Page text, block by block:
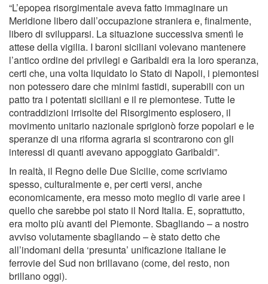
“L’epopea risorgimentale aveva fatto immaginare un
Meridione libero dall’occupazione straniera e, finalmente,
libero di svilupparsi. La situazione successiva smentì le
attese della vigilia. I baroni siciliani volevano mantenere
l’antico ordine dei privilegi e Garibaldi era la loro speranza,
certi che, una volta liquidato lo Stato di Napoli, i piemontesi
non potessero dare che minimi fastidi, superabili con un
patto tra i potentati siciliani e il re piemontese. Tutte le
contraddizioni irrisolte del Risorgimento esplosero, il
movimento unitario nazionale sprigionò forze popolari e le
speranze di una riforma agraria si scontrarono con gli
interessi di quanti avevano appoggiato Garibaldi”.
In realtà, il Regno delle Due Sicilie, come scriviamo
spesso, culturalmente e, per certi versi, anche
economicamente, era messo moto meglio di varie aree i
quello che sarebbe poi stato il Nord Italia. E, soprattutto,
era molto più avanti del Piemonte. Sbagliando – a nostro
avviso volutamente sbagliando – è stato detto che
all’indomani della ‘presunta’ unificazione italiane le
ferrovie del Sud non brillavano (come, del resto, non
brillano oggi).